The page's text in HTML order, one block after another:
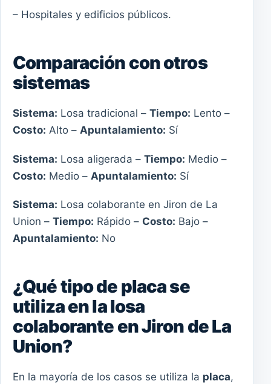
– Hospitales y edificios públicos.
Comparación con otros
sistemas
Sistema: Losa tradicional – Tiempo: Lento –
Costo: Alto – Apuntalamiento: Sí
Sistema: Losa aligerada – Tiempo: Medio –
Costo: Medio – Apuntalamiento: Sí
Sistema: Losa colaborante en Jiron de La
Union – Tiempo: Rápido – Costo: Bajo –
Apuntalamiento: No
¿Qué tipo de placa se
utiliza en la losa
colaborante en Jiron de La
Union?
En la mayoría de los casos se utiliza la placa,